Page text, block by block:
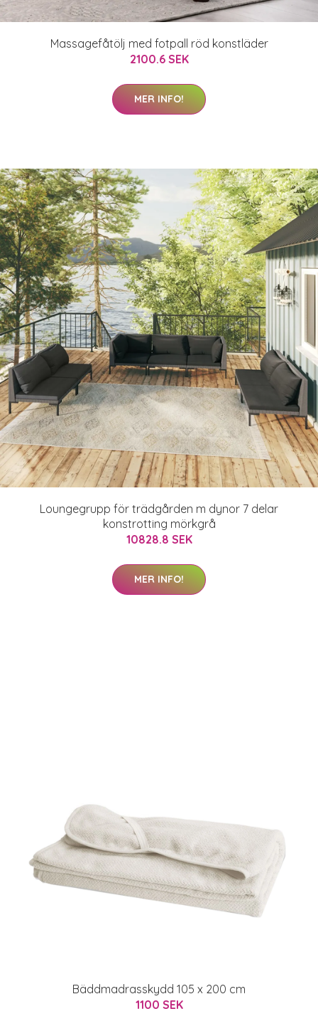
Massagefåtölj med fotpall röd konstläder
2100.6 SEK
MER INFO!
Loungegrupp för trädgården m dynor 7 delar
konstrotting mörkgrå
10828.8 SEK
MER INFO!
Bäddmadrasskydd 105 x 200 cm
1100 SEK